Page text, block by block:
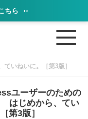
ちら ››
いねいに。［第3版］
ユーザーのための
はじめから、てい
第3版］